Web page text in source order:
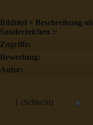
Bildtitel + Beschreibung
Sonderzeichen !:
Zugriffe:
Bewertung:
Autor:
1 (Schlecht)